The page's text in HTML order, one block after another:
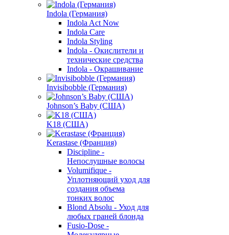
Indola (Германия)
Indola Act Now
Indola Care
Indola Styling
Indola - Окислители и
технические средства
Indola - Окрашивание
Invisibobble (Германия)
Johnson’s Baby (США)
K18 (США)
Kerastase (Франция)
Discipline -
Непослушные волосы
Volumifique -
Уплотняющий уход для
создания объема
тонких волос
Blond Absolu - Уход для
любых граней блонда
Fusio-Dose -